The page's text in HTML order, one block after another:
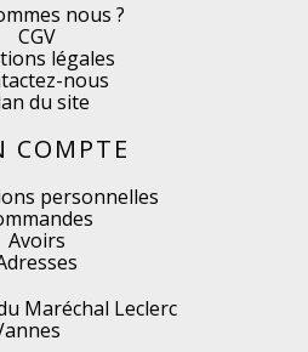
nous ?
CGV
légales
nous
du site
COMPTE
personnelles
Avoirs
Maréchal Leclerc